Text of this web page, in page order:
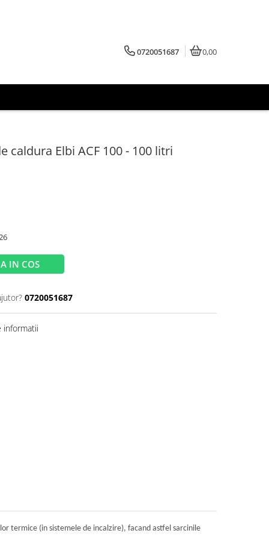
0720051687 0,00
caldura Elbi ACF 100 - 100 litri
IN COS
0720051687
informatii
termice (in sistemele de incalzire), facand astfel sarcinile